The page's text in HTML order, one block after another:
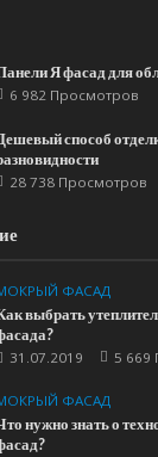
Я фасад для
6 982 Просмотров
способ
28 738 Просмотров
ФАСАД
выбрать
31.07.2019
5 669
ФАСАД
нужно знать о